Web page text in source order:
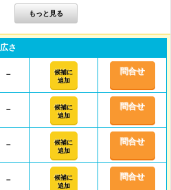
広さ
－
候補に
追加
問合せ
－
候補に
追加
問合せ
－
候補に
追加
問合せ
－
候補に
追加
問合せ